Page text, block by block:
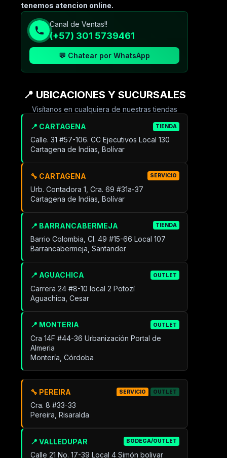
tenemos atencion online.
Canal de Ventas!!
(+57) 301 5739461
💬 Chatear por WhatsApp
📍 UBICACIONES Y SUCURSALES
Visítanos en cualquiera de nuestras tiendas
📍 CARTAGENA TIENDA
Calle. 31 #57-106. CC Ejecutivos Local 130
Cartagena de Indias, Bolívar
🔧 CARTAGENA SERVICIO
Urb. Contadora 1, Cra. 69 #31a-37
Cartagena de Indias, Bolívar
📍 BARRANCABERMEJA TIENDA
Barrio Colombia, Cl. 49 #15-66 Local 107
Barrancabermeja, Santander
📍 AGUACHICA OUTLET
Carrera 24 #8-10 local 2 Potozí
Aguachica, Cesar
📍 MONTERIA OUTLET
Cra 14F #44-36 Urbanización Portal de
Almeria
Montería, Córdoba
📍 VALLEDUPAR BODEGA/OUTLET
Calle 21 No. 17-39 Local 4 Simón bolivar
🔧 PEREIRA SERVICIO OUTLET
Cra. 8 #33-33
Pereira, Risaralda